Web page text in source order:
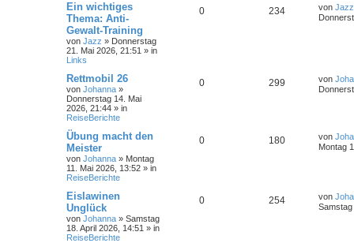
Ein wichtiges
Thema: Anti-
Gewalt-Training
von Jazz » Donnerstag
21. Mai 2026, 21:51 » in
Links
0 234 von Jazz
Rettmobil 26
von Johanna »
Donnerstag 14. Mai
2026, 21:44 » in
ReiseBerichte
0 299 von
Übung macht den
Meister
von Johanna » Montag
11. Mai 2026, 13:52 » in
ReiseBerichte
0 180 von
Montag
Eislawinen
Unglück
von Johanna » Samstag
18. April 2026, 14:51 » in
ReiseBerichte
0 254 von
Samstag